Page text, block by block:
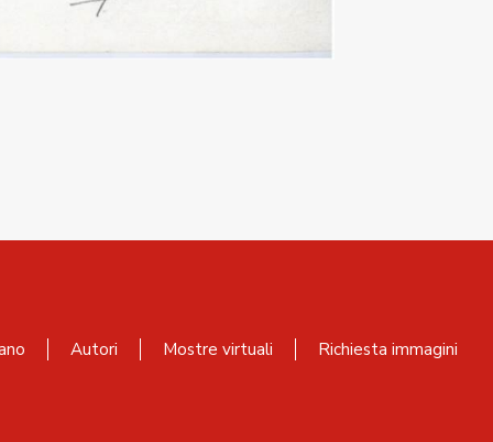
Autori Mostre virtuali Richiesta immagini